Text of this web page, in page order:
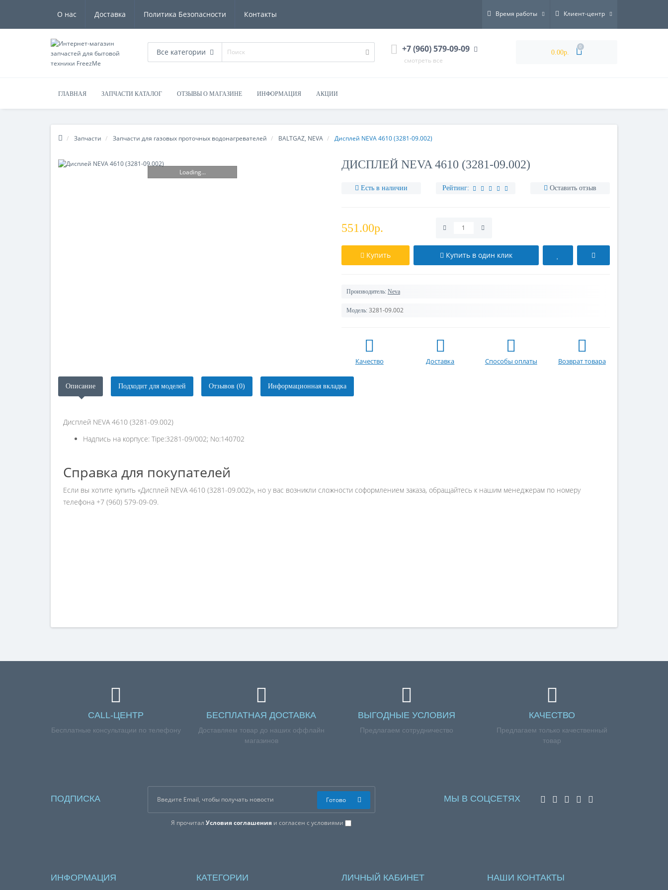
О нас Доставка Политика Безопасности Контакты Время работы Клиент-центр
Все категории +7 (960) 579-09-09
смотреть все
0.00р.
0
ГЛАВНАЯ ЗАПЧАСТИ КАТАЛОГ ОТЗЫВЫ О МАГАЗИНЕ ИНФОРМАЦИЯ АКЦИИ
Запчасти Запчасти для газовых проточных водонагревателей BALTGAZ, NEVA Дисплей NEVA 4610 (3281-09.002)
Loading...
ДИСПЛЕЙ NEVA 4610 (3281-09.002)
Есть в наличии Рейтинг: Оставить отзыв
551.00р.
Купить Купить в один клик
Производитель: Neva
Модель: 3281-09.002
Качество Доставка Способы оплаты Возврат товара
Описание Подходит для моделей Отзывов (0) Информационная вкладка
Дисплей NEVA 4610 (3281-09.002)
Надпись на корпусе: Tipe:3281-09/002; No:140702
Справка для покупателей
Если вы хотите купить «Дисплей NEVA 4610 (3281-09.002)», но у вас возникли сложности соформлением заказа, обращайтесь к нашим менеджерам по номеру
телефона +7 (960) 579-09-09.
CALL-ЦЕНТР
Бесплатные консультации по телефону
БЕСПЛАТНАЯ ДОСТАВКА
Доставляем товар до наших оффлайн
магазинов
ВЫГОДНЫЕ УСЛОВИЯ
Предлагаем сотрудничество
КАЧЕСТВО
Предлагаем только качественный
товар
ПОДПИСКА
Я прочиталУсловия соглашения и согласен с условиями
Готово МЫ В СОЦСЕТЯХ
ИНФОРМАЦИЯ КАТЕГОРИИ ЛИЧНЫЙ КАБИНЕТ НАШИ КОНТАКТЫ